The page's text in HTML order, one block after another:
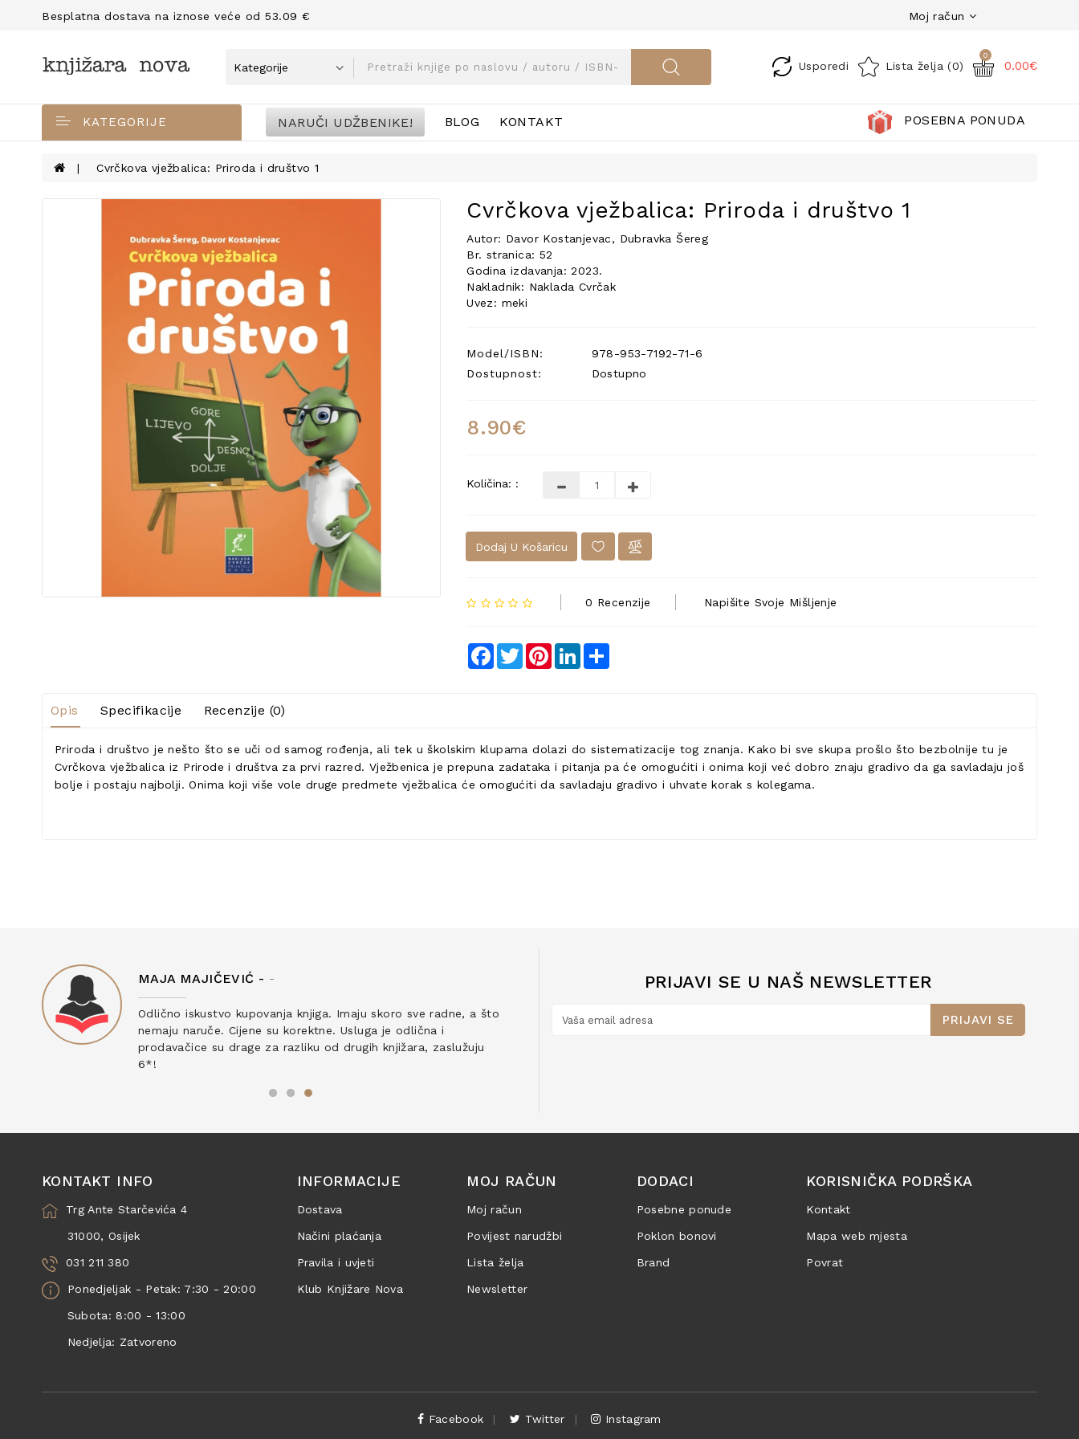
Besplatna dostava na iznose veće od 53.09 € Moj račun
Usporedi Lista želja (0)
0
0.00€
KATEGORIJE NARUČI UDŽBENIKE! BLOG KONTAKT POSEBNA PONUDA
Cvrčkova vježbalica: Priroda i društvo 1
Cvrčkova vježbalica: Priroda i društvo 1
Autor: Davor Kostanjevac, Dubravka Šereg
Br. stranica: 52
Godina izdavanja: 2023.
Nakladnik: Naklada Cvrčak
Uvez: meki
Model/ISBN:
978-953-7192-71-6
Dostupnost:
Dostupno
8.90€
Količina: :
Dodaj U Košaricu
0 Recenzije Napišite Svoje Mišljenje
Facebook
TwitterPinterestLinkedIn
Opis Specifikacije Recenzije (0)
Priroda i društvo je nešto što se uči od samog rođenja, ali tek u školskim klupama dolazi do sistematizacije tog znanja. Kako bi sve skupa prošlo što bezbolnije tu je
Cvrčkova vježbalica iz Prirode i društva za prvi razred. Vježbenica je prepuna zadataka i pitanja pa će omogućiti i onima koji već dobro znaju gradivo da ga savladaju još
bolje i postaju najbolji. Onima koji više vole druge predmete vježbalica će omogućiti da savladaju gradivo i uhvate korak s kolegama.
MAJA MAJIČEVIĆ - -
Odlično iskustvo kupovanja knjiga. Imaju skoro sve radne, a što
nemaju naruče. Cijene su korektne. Usluga je odlična i
prodavačice su drage za razliku od drugih knjižara, zaslužuju
6*!
PRIJAVI SE U NAŠ NEWSLETTER
PRIJAVI SE
KONTAKT INFO
Trg Ante Starčevića 4
31000, Osijek
031 211 380
Ponedjeljak - Petak: 7:30 - 20:00
Subota: 8:00 - 13:00
Nedjelja: Zatvoreno
INFORMACIJE
Dostava
Načini plaćanja
Pravila i uvjeti
Klub Knjižare Nova
MOJ RAČUN
Moj račun
Povijest narudžbi
Lista želja
Newsletter
DODACI
Posebne ponude
Poklon bonovi
Brand
KORISNIČKA PODRŠKA
Kontakt
Mapa web mjesta
Povrat
Facebook Twitter Instagram